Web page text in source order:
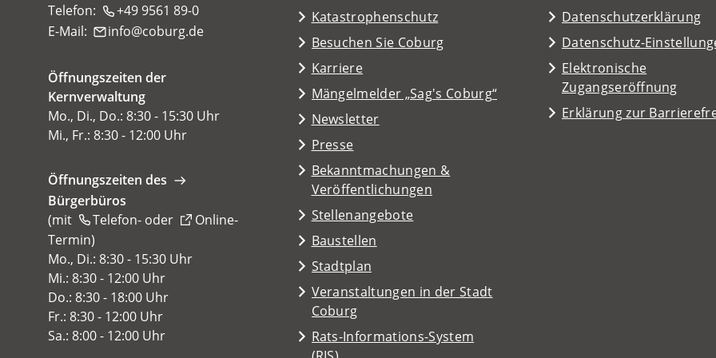
Telefon:
+49 9561 89-0
E-Mail:
info coburg de
Öffnungszeiten der
Kernverwaltung
Mo., Di., Do.: 8:30 - 15:30 Uhr
Mi., Fr.: 8:30 - 12:00 Uhr
Öffnungszeiten des
Bürgerbüros
(mit
Telefon- oder
Online-
Termin
(Öffnet
in
einem
neuen
Tab)
)
Mo., Di.: 8:30 - 15:30 Uhr
Mi.: 8:30 - 12:00 Uhr
Do.: 8:30 - 18:00 Uhr
Fr.: 8:30 - 12:00 Uhr
Sa.: 8:00 - 12:00 Uhr
Katastrophenschutz
Besuchen Sie Coburg
(Öffnet
in
neuen
Tab)
Karriere
Mängelmelder „Sag's Coburg“
(Öffnet
in
neuen
Tab)
Newsletter
Presse
Bekanntmachungen &
Veröffentlichungen
Stellenangebote
Baustellen
Stadtplan
(Öffnet
in
einem
Tab)
Veranstaltungen in der Stadt
Coburg
(Öffnet
in
einem
Rats-Informations-System
Datenschutzerklärung
Datenschutz-
Elektronische
Zugangseröffnung
Erklärung zur